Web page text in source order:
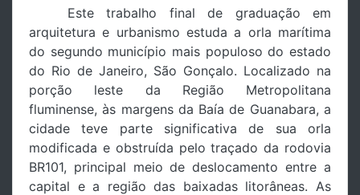
Este trabalho final de graduação em
arquitetura e urbanismo estuda a orla marítima
do segundo município mais populoso do estado
do Rio de Janeiro, São Gonçalo. Localizado na
porção leste da Região Metropolitana
fluminense, às margens da Baía de Guanabara, a
cidade teve parte significativa de sua orla
modificada e obstruída pelo traçado da rodovia
BR101, principal meio de deslocamento entre a
capital e a região das baixadas litorâneas. As